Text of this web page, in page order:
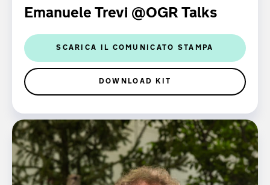
Emanuele Trevi @OGR Talks
SCARICA IL COMUNICATO STAMPA
DOWNLOAD KIT